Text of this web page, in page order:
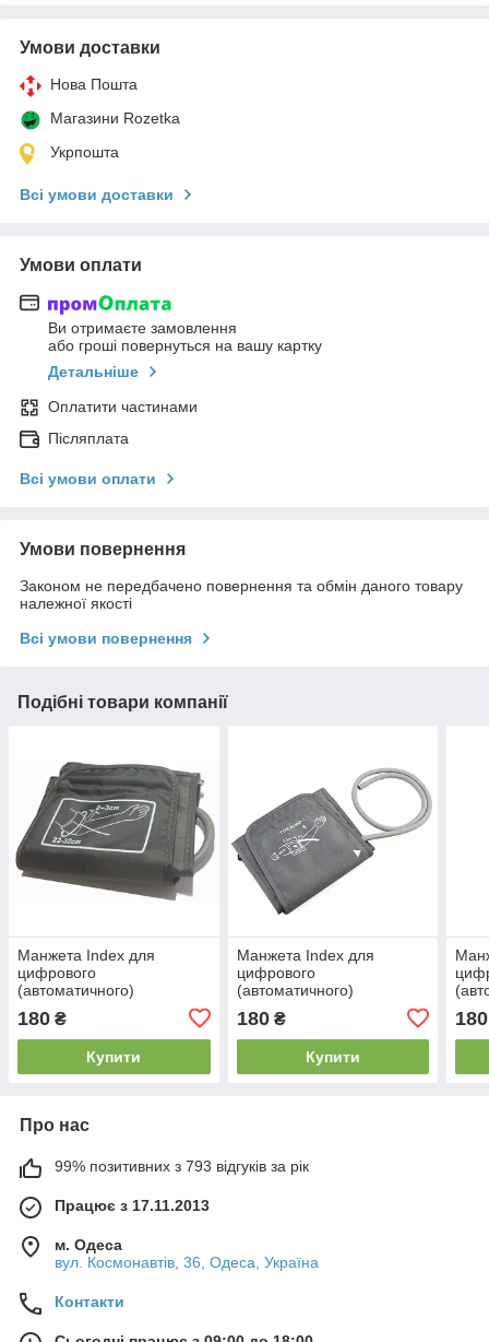
Умови доставки
Нова Пошта
Магазини Rozetka
Укрпошта
Всі умови доставки
Умови оплати
Ви отримаєте замовлення
або гроші повернуться на вашу картку
Детальніше
Оплатити частинами
Післяплата
Всі умови оплати
Умови повернення
Законом не передбачено повернення та обмін даного товару
належної якості
Всі умови повернення
Подібні товари компанії
Манжета Index для
цифрового
(автоматичного)
тонометра Бі Велл / B.Well
(22-36 см)
180 ₴
Купити
Манжета Index для
цифрового
(автоматичного)
тонометра UA 777 (22-36
см)
180₴
Купити
180
Про нас
99% позитивних з 793 відгуків за рік
Працює з 17.11.2013
м. Одеса
вул. Космонавтів, 36, Одеса, Україна
Контакти